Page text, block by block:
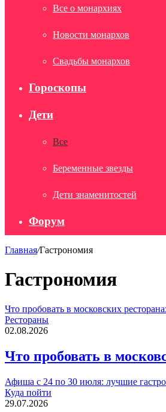
Все о монархиях
Новости монархов
Свадьбы монархов
Гороскопы
Дети
Все
Беременные звезды
Дети знаменитостей
Форум
Главная/Гастрономия
Гастрономия
Что пробовать в московских
Рестораны
02.08.2026
Что пробовать в
Афиша с 24 по 30 июля: лучшие
Куда пойти
29.07.2026